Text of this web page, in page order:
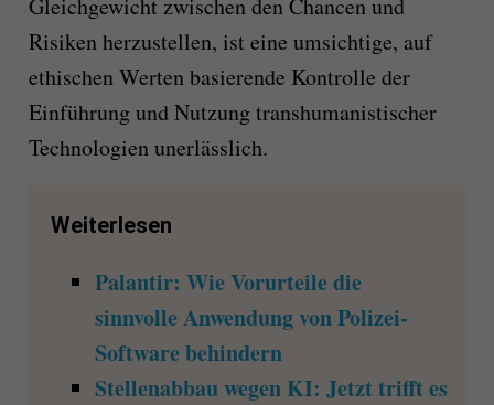
Risiken herzustellen, ist eine umsichtige, auf
ethischen Werten basierende Kontrolle der
Einführung und Nutzung transhumanistischer
Technologien unerlässlich.
Weiterlesen
Palantir: Wie Vorurteile die
sinnvolle Anwendung von Polizei-
Software behindern
Stellenabbau wegen KI: Jetzt trifft es